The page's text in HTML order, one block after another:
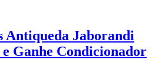
Jaborandi
Ganhe Condicionador